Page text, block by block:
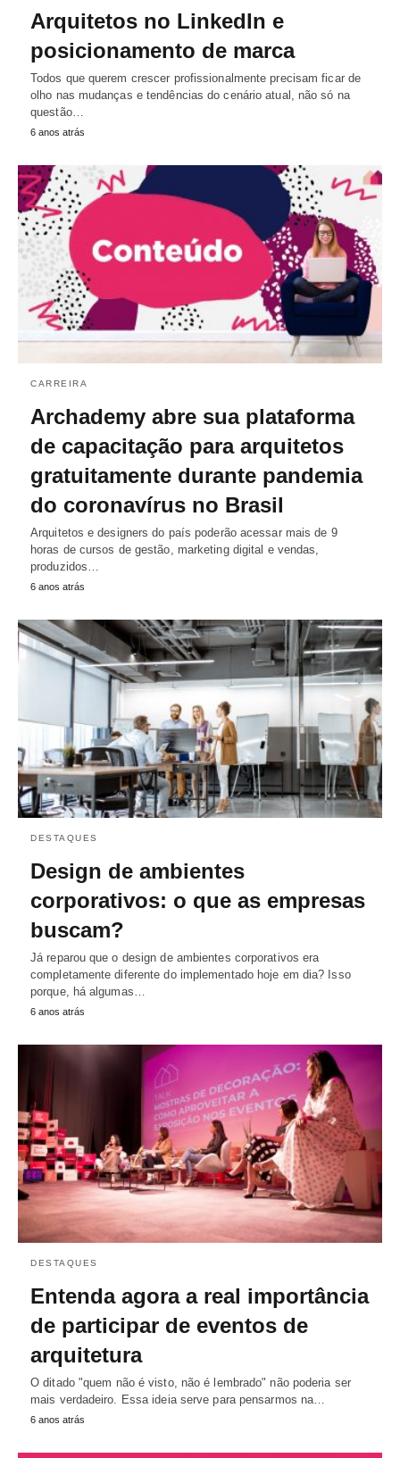
Arquitetos no LinkedIn e
posicionamento de marca
Todos que querem crescer profissionalmente precisam ficar de
olho nas mudanças e tendências do cenário atual, não só na
questão…
6 anos atrás
CARREIRA
Archademy abre sua plataforma
de capacitação para arquitetos
gratuitamente durante pandemia
do coronavírus no Brasil
Arquitetos e designers do país poderão acessar mais de 9
horas de cursos de gestão, marketing digital e vendas,
produzidos…
6 anos atrás
DESTAQUES
Design de ambientes
corporativos: o que as empresas
buscam?
Já reparou que o design de ambientes corporativos era
completamente diferente do implementado hoje em dia? Isso
porque, há algumas…
6 anos atrás
DESTAQUES
Entenda agora a real importância
de participar de eventos de
arquitetura
O ditado "quem não é visto, não é lembrado" não poderia ser
mais verdadeiro. Essa ideia serve para pensarmos na…
6 anos atrás